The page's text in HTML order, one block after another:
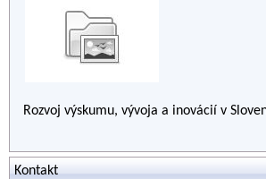
Rozvoj výskumu, vývoja a inovácií v
Kontakt